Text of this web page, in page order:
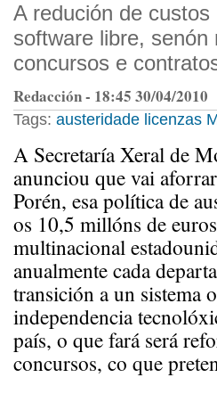
A redución de
software libre, senón
concursos e
Redacción - 18:45 30/04/2010
Tags: austeridade licenzas
A Secretaría Xeral de
anunciou que vai
Porén, esa política de
os 10,5 millóns de
multinacional
anualmente cada
transición a un sistema
independencia
país, o que fará será
concursos, co que